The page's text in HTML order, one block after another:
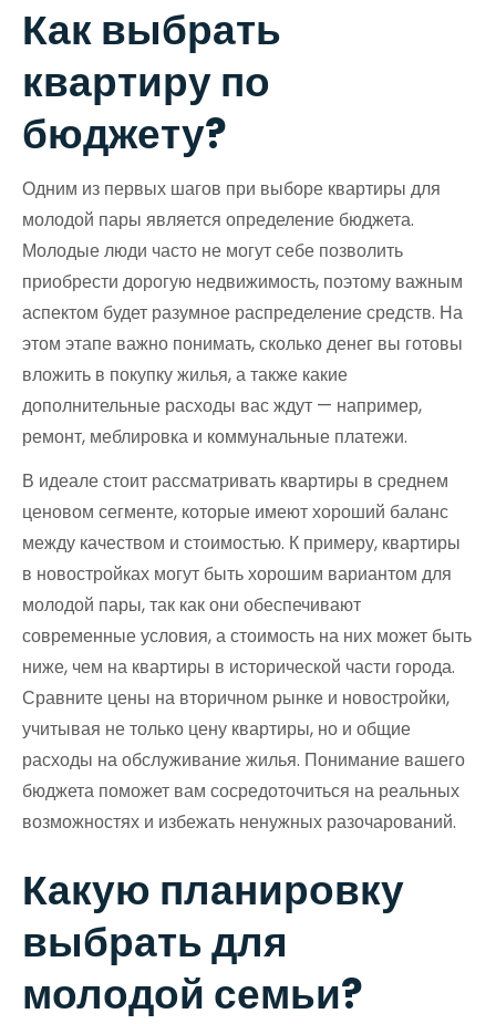
Как выбрать
квартиру по
бюджету?
Одним из первых шагов при выборе квартиры для
молодой пары является определение бюджета.
Молодые люди часто не могут себе позволить
приобрести дорогую недвижимость, поэтому важным
аспектом будет разумное распределение средств. На
этом этапе важно понимать, сколько денег вы готовы
вложить в покупку жилья, а также какие
дополнительные расходы вас ждут — например,
ремонт, меблировка и коммунальные платежи.
В идеале стоит рассматривать квартиры в среднем
ценовом сегменте, которые имеют хороший баланс
между качеством и стоимостью. К примеру, квартиры
в новостройках могут быть хорошим вариантом для
молодой пары, так как они обеспечивают
современные условия, а стоимость на них может быть
ниже, чем на квартиры в исторической части города.
Сравните цены на вторичном рынке и новостройки,
учитывая не только цену квартиры, но и общие
расходы на обслуживание жилья. Понимание вашего
бюджета поможет вам сосредоточиться на реальных
возможностях и избежать ненужных разочарований.
Какую планировку
выбрать для
молодой семьи?